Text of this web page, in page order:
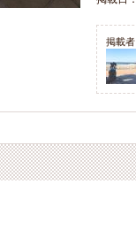
掲載者